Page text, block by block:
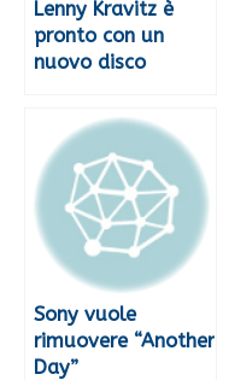
Lenny Kravitz è
pronto con un
nuovo disco
Sony vuole
rimuovere “Another
Day”